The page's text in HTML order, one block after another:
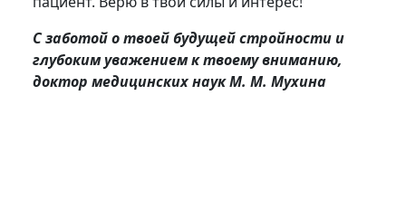
С заботой о твоей будущей стройности и
глубоким уважением к твоему вниманию,
доктор медицинских наук М. М. Мухина